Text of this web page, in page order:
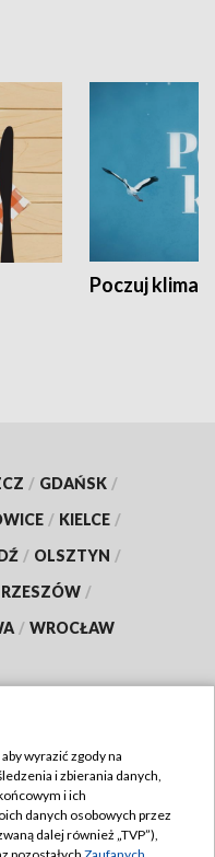
Poczuj klimat
/ GDAŃSK /
/ KIELCE /
/ OLSZTYN /
RZESZÓW /
/ WROCŁAW
wyrazić zgody na
i zbierania danych,
i ich
danych osobowych przez
dalej również „TVP”),